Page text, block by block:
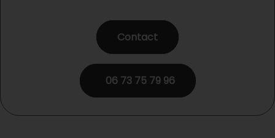
Contact
06 73 75 79 96